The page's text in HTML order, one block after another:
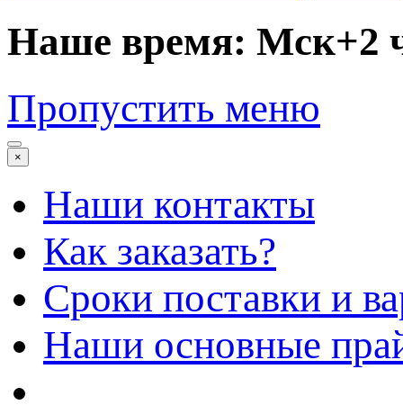
Наше время: Мск+2
Пропустить меню
×
Наши контакты
Как заказать?
Сроки поставки и
Наши основные